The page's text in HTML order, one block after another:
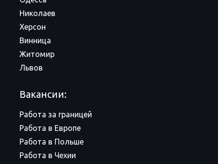
Николаев
Херсон
Винница
Житомир
Львов
Вакансии:
Работа за границей
Работа в Европе
Работа в Польше
Работа в Чехии